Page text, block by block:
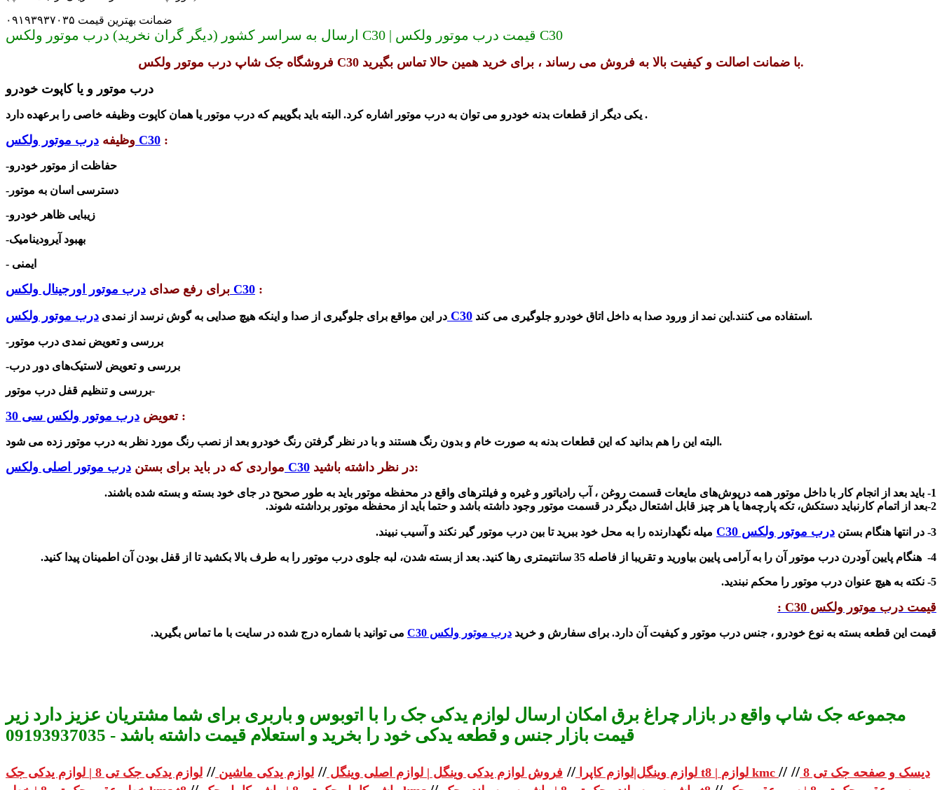
ضمانت بهترین قیمت ۰۹۱۹۳۹۳۷۰۳۵
ارسال به سراسر کشور (دیگر گران نخرید) درب موتور ولکس C30 | قیمت درب موتور ولکس C30
فروشگاه جک شاپ درب موتور ولکس C30 با ضمانت اصالت و کیفیت بالا به فروش می رساند ، برای خرید همین حالا تماس بگیرید.
درب موتور و یا کاپوت خودرو
یکی دیگر از قطعات بدنه خودرو می توان به درب موتور اشاره کرد. البته باید بگوییم که درب موتور یا همان کاپوت وظیفه خاصی را برعهده دارد .
وظیفه درب موتور ولکس C30 :
-زیبایی ظاهر خودرو
-بهبود آیرودینامیک
برای رفع صدای درب موتور اورجینال ولکس C30 :
در این مواقع برای جلوگیری از صدا و اینکه هیچ صدایی به گوش نرسد از نمدی درب موتور ولکس C30 استفاده می کنند.این نمد از ورود صدا به داخل اتاق خودرو جلوگیری می کند.
-بررسی و تعویض نمدی درب موتور
-بررسی و تعویض لاستیک‌های دور درب
-بررسی و تنظیم قفل درب موتور
تعویض درب موتور ولکس سی 30 :
البته این را هم بدانید که این قطعات بدنه به صورت خام و بدون رنگ هستند و با در نظر گرفتن رنگ خودرو بعد از نصب رنگ مورد نظر به درب موتور زده می شود.
مواردی که در باید برای بستن درب موتور اصلی ولکس C30 در نظر داشته باشید:
1- باید بعد از انجام کار با داخل موتور همه درپوش‌های مایعات قسمت روغن ، آب رادیاتور و غیره و فیلترهای واقع در محفظه موتور باید به طور صحیح در جای خود بسته و بسته شده باشند.
2-بعد از اتمام کارنباید دستکش‌، تکه پارچه‌ها یا هر چیز قابل اشتعال دیگر در قسمت موتور وجود داشته باشد و حتما باید از محفظه موتور برداشته شوند.
3- در انتها هنگام بستن درب موتور ولکس C30 میله نگهدارنده را به محل خود ببرید تا بین درب موتور گیر نکند و آسیب نبیند.
4- هنگام پایین آودرن درب موتور آن را به آرامی پایین بیاورید و تقریبا از فاصله 35 سانتیمتری رها کنید. بعد از بسته شدن، لبه جلوی درب موتور را به طرف بالا بکشید تا از قفل بودن آن اطمینان پیدا کنید.
5- نکته به هیچ عنوان درب موتور را محکم نبندید.
قیمت درب موتور ولکس C30 :
قیمت این قطعه بسته به نوع خودرو ، جنس درب موتور و کیفیت آن دارد. برای سفارش و خرید درب موتور ولکس C30 می توانید با شماره درج شده در سایت با ما تماس بگیرید.
مجموعه جک شاپ واقع در بازار چراغ برق امکان ارسال لوازم یدکی جک را با اتوبوس و باربری برای شما مشتریان عزیز دارد زیر
قیمت بازار جنس و قطعه یدکی خود را بخرید و استعلام قیمت داشته باشد - 09193937035
لوازم وینگل|لوازم کاپرا // فروش لوازم یدکی وینگل | لوازم اصلی وینگل // لوازم یدکی ماشین // لوازم یدکی جک تی 8 | لوازم یدکی جک t8 | لوازم kmc // دیسک و صفحه جک تی 8 //